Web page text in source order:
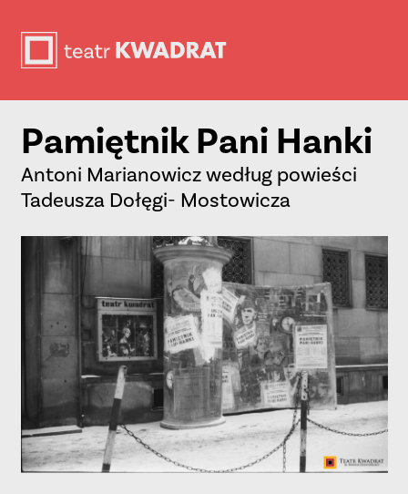
Pamiętnik Pani Hanki
Antoni Marianowicz według powieści
Tadeusza Dołęgi- Mostowicza